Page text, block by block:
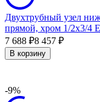
Двухтрубный узел
прямой, хром 1/2x3/4 E
7 688 ₽8 457 ₽
В корзину
-9%